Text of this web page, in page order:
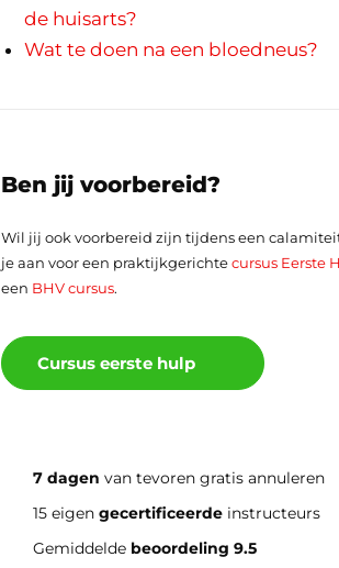
de huisarts?
Wat te doen na een bloedneus?
Ben jij voorbereid?
Wil jij ook voorbereid zijn tijdens een
je aan voor een praktijkgerichtecursus Eerste
een BHV cursus.
Cursus eerste hulp
7 dagen van tevoren gratis annuleren
15 eigen gecertificeerdeinstructeurs
Gemiddelde beoordeling 9.5